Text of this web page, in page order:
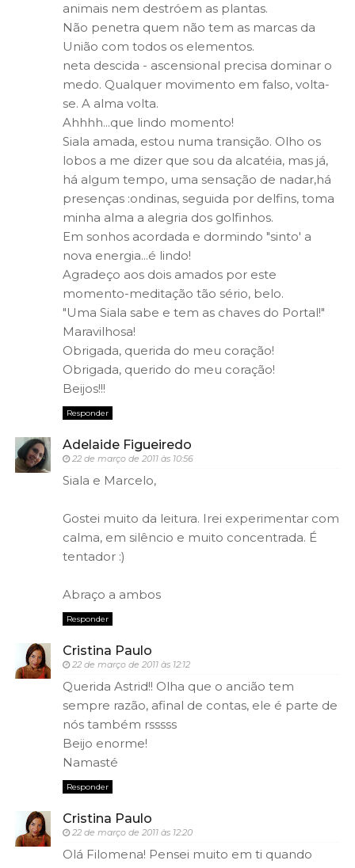
animais nem destróem as plantas.
Não penetra quem não tem as marcas da
União com todos os elementos.
neta descida - ascensional precisa dominar o
medo. Qualquer movimento em falso, volta-
se. A alma volta.
Ahhhh...que lindo momento!
Siala amada, estou numa transição. Olho os
lobos a me dizer que sou da alcatéia, mas já,
há algum tempo, uma sensação de nadar,há
presenças :ondinas, seguida por delfins, toma
minha alma a alegria dos golfinhos.
Em sonhos acordada e dormindo "sinto' a
nova energia...é lindo!
Agradeço aos dois amados por este
momento-meditação tão sério, belo.
"Uma Siala sabe e tem as chaves do Portal!"
Maravilhosa!
Obrigada, querida do meu coração!
Obrigada, querido do meu coração!
Beijos!!!
Responder
Adelaide Figueiredo
22 de março de 2011 às 10:56
Siala e Marcelo,
Gostei muito da leitura. Irei experimentar com
calma, em silêncio e muito concentrada. É
tentador :)
Abraço a ambos
Responder
Cristina Paulo
22 de março de 2011 às 12:12
Querida Astrid!! Olha que o ancião tem
sempre razão, afinal de contas, ele é parte de
nós também rsssss
Beijo enorme!
Namasté
Responder
Cristina Paulo
22 de março de 2011 às 12:20
Olá Filomena! Pensei muito em ti quando